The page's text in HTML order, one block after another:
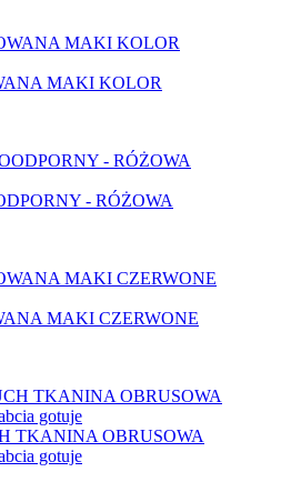
MAKI KOLOR
- RÓŻOWA
MAKI CZERWONE
TKANINA OBRUSOWA
gotuje